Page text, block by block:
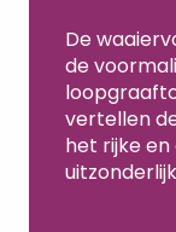
De
de
vertellen
het rijke